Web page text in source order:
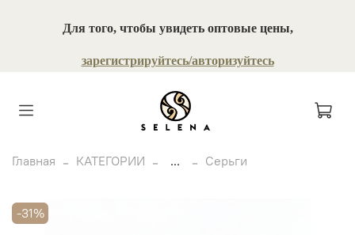
Для того, чтобы увидеть оптовые цены,
зарегистрируйтесь/авторизуйтесь
Главная КАТЕГОРИИ ... Серьги
-31%